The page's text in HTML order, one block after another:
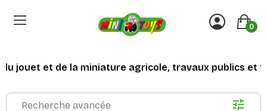
0
miniature agricole, travaux publics et transports
Recherche avancée